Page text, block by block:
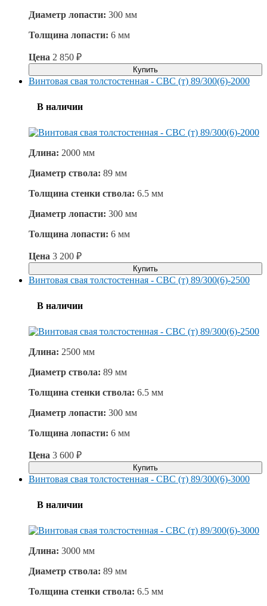
Диаметр лопасти: 300 мм
Толщина лопасти: 6 мм
Цена 2 850 ₽
Купить
Винтовая свая толстостенная - СВС (т) 89/300(6)-2000
В наличии
Длина: 2000 мм
Диаметр ствола: 89 мм
Толщина стенки ствола: 6.5 мм
Диаметр лопасти: 300 мм
Толщина лопасти: 6 мм
Цена 3 200 ₽
Купить
Винтовая свая толстостенная - СВС (т) 89/300(6)-2500
В наличии
Длина: 2500 мм
Диаметр ствола: 89 мм
Толщина стенки ствола: 6.5 мм
Диаметр лопасти: 300 мм
Толщина лопасти: 6 мм
Цена 3 600 ₽
Купить
Винтовая свая толстостенная - СВС (т) 89/300(6)-3000
В наличии
Длина: 3000 мм
Диаметр ствола: 89 мм
Толщина стенки ствола: 6.5 мм